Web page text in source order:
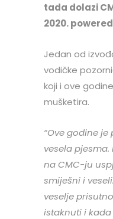
tada dolazi
2020.
Jedan od
vodičke
koji i ove
mušketira.
“Ove godine
vesela
na CMC-ju
smiješni i
veselje
istaknuti i